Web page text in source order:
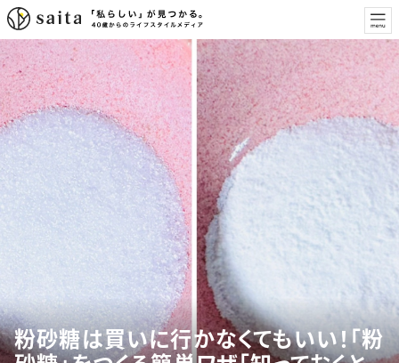
粉砂糖は買いに行かなくてもいい！「粉